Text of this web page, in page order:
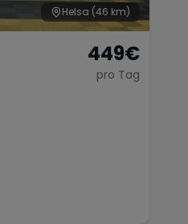
Helsa (46 km)
449€
pro Tag